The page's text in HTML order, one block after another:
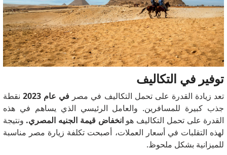
توفير في التكاليف
تعد زيادة القدرة على تحمل التكاليف في مصر في عام 2023
نقطة
جذب كبيرة للمسافرين. والعامل الرئيسي الذي يساهم في هذه
القدرة على تحمل التكاليف هوانخفاض قيمة الجنيه المصري. ونتيجة
لهذه التقلبات في أسعار العملات، أصبحت تكلفة زيارة مصر مناسبة
للميزانية بشكل ملحوظ.